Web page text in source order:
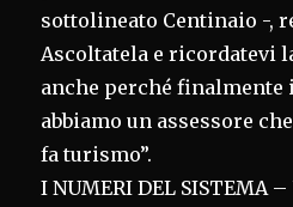
sottolineato Centinaio -,
Ascoltatela e ricordatevi
anche perché finalmente
abbiamo un assessore
fa turismo”.
I NUMERI DEL SISTEMA